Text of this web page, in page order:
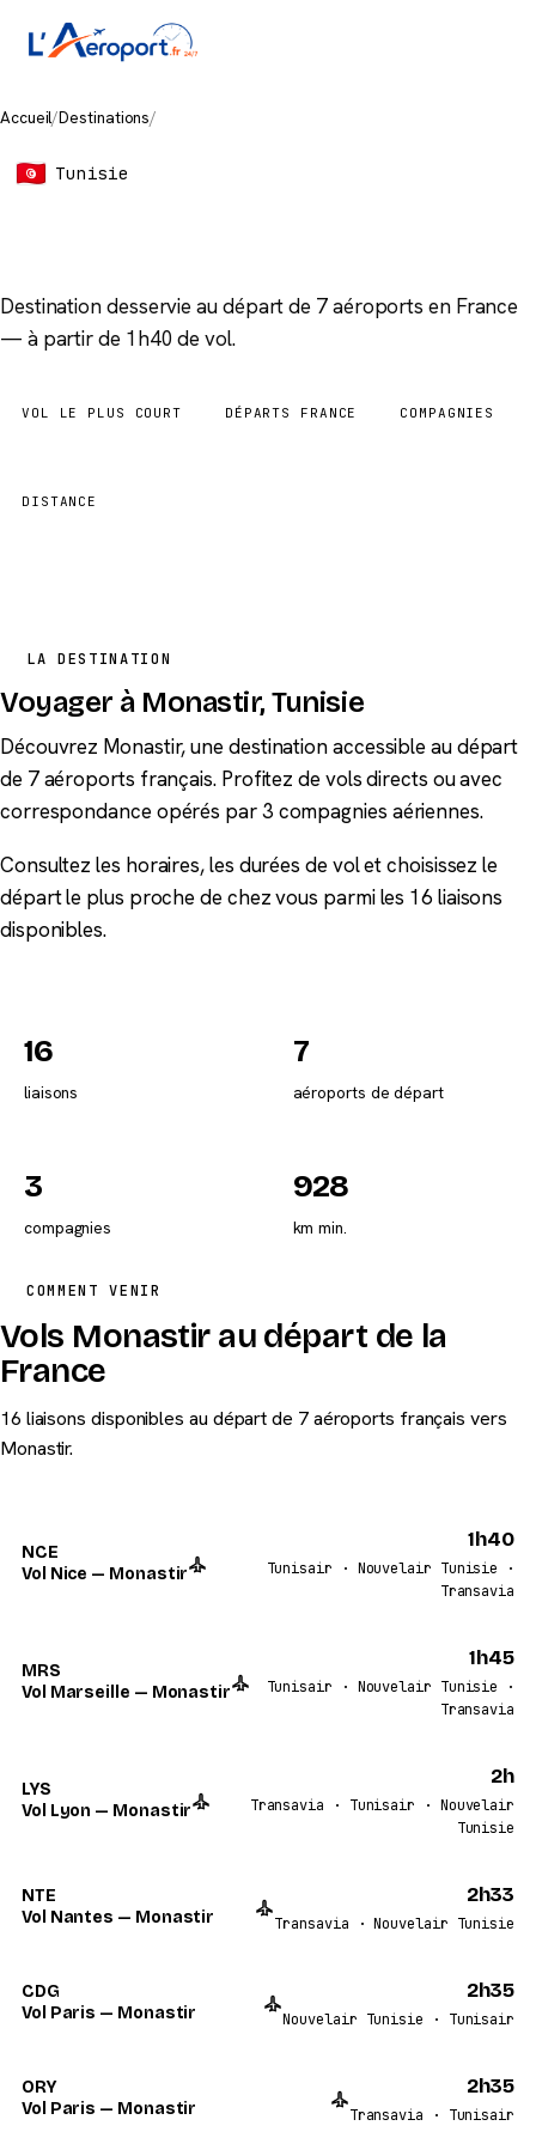
Accueil/Destinations/
Tunisie
Destination desservie au départ de 7 aéroports en France
— à partir de 1h40 de vol.
VOL LE PLUS COURT DÉPARTS FRANCE COMPAGNIES
DISTANCE
LA DESTINATION
Voyager à Monastir, Tunisie
Découvrez Monastir, une destination accessible au départ
de 7 aéroports français. Profitez de vols directs ou avec
correspondance opérés par 3 compagnies aériennes.
Consultez les horaires, les durées de vol et choisissez le
départ le plus proche de chez vous parmi les 16 liaisons
disponibles.
16
liaisons
7
aéroports de départ
3
compagnies
928
km min.
COMMENT VENIR
Vols Monastir au départ de la
France
16 liaisons disponibles au départ de 7 aéroports français vers
Monastir.
NCE
Vol Nice — Monastir
1h40
Tunisair · Nouvelair Tunisie ·
Transavia
MRS
Vol Marseille — Monastir
1h45
Tunisair · Nouvelair Tunisie ·
Transavia
LYS
Vol Lyon — Monastir
2h
Transavia · Tunisair · Nouvelair
Tunisie
NTE
Vol Nantes — Monastir
2h33
Transavia · Nouvelair Tunisie
CDG
Vol Paris — Monastir
2h35
Nouvelair Tunisie · Tunisair
ORY
Vol Paris — Monastir
2h35
Transavia · Tunisair